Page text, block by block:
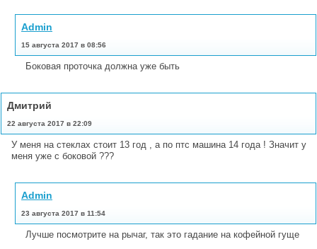
Admin
15 августа 2017 в 08:56
Боковая проточка должна уже быть
Дмитрий
22 августа 2017 в 22:09
У меня на стеклах стоит 13 год , а по птс машина 14 года ! Значит у
меня уже с боковой ???
Admin
23 августа 2017 в 11:54
Лучше посмотрите на рычаг, так это гадание на кофейной гуще